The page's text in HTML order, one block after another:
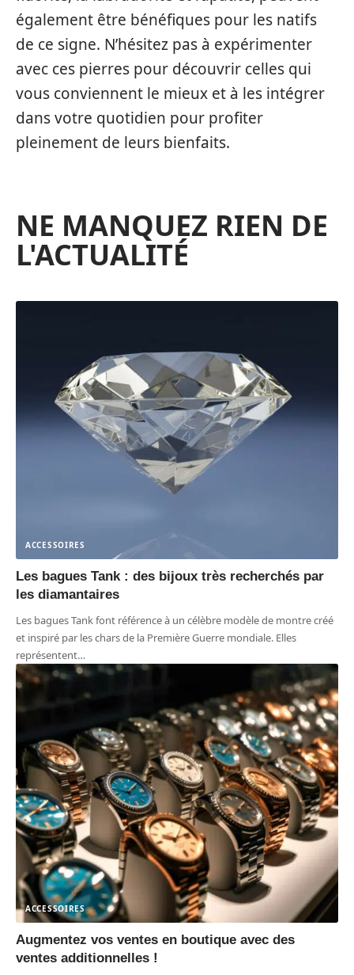
également être bénéfiques pour les natifs
de ce signe. N’hésitez pas à expérimenter
avec ces pierres pour découvrir celles qui
vous conviennent le mieux et à les intégrer
dans votre quotidien pour profiter
pleinement de leurs bienfaits.
NE MANQUEZ RIEN DE
L'ACTUALITÉ
ACCESSOIRES
Les bagues Tank : des bijoux très recherchés par
les diamantaires
Les bagues Tank font référence à un célèbre modèle de montre créé
et inspiré par les chars de la Première Guerre mondiale. Elles
représentent…
ACCESSOIRES
Augmentez vos ventes en boutique avec des
ventes additionnelles !